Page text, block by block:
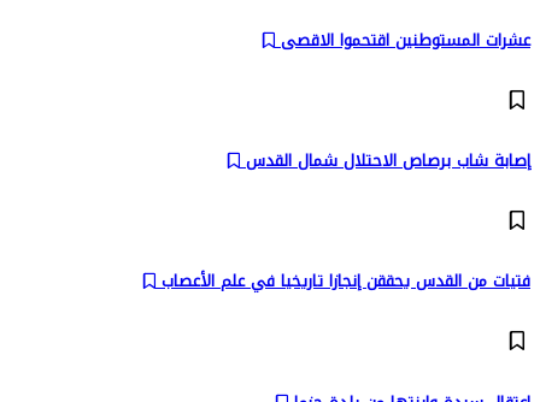
عشرات المستوطنين اقتحموا الاقصى
إصابة شاب برصاص الاحتلال شمال القدس
فتيات من القدس يحققن إنجازا تاريخيا في علم الأعصاب